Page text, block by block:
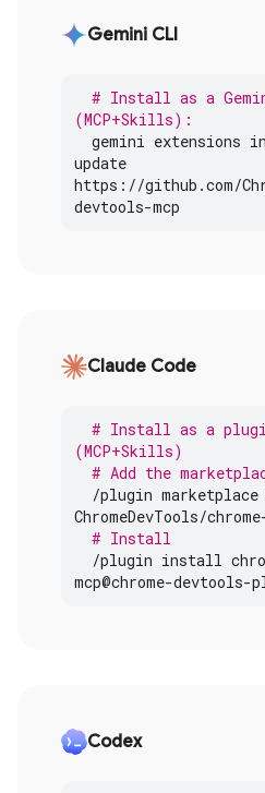
Gemini CLI
# Install as a
(MCP+Skills):
gemini extensions
update
https : //github .com/
devtools-mcp
Claude Code
# Install as a
(MCP+Skills)
# Add the
/plugin marketplace
ChromeDevTools/chrome
# Install
/plugin install
mcp@chrome-devtools-
Codex